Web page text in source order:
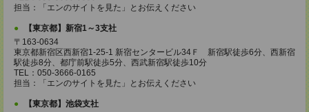
担当：「エンのサイトを見た」とお伝えください
【東京都】新宿1～3支社
〒163-0634
東京都新宿区西新宿1-25-1 新宿センタービル34Ｆ 新宿駅徒歩6分、西新宿
駅徒歩8分、都庁前駅徒歩5分、西武新宿駅徒歩10分
TEL：050-3666-0165
担当：「エンのサイトを見た」とお伝えください
【東京都】池袋支社